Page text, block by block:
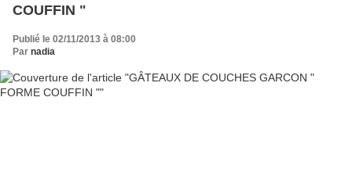
COUFFIN "
Publié le 02/11/2013 à 08:00
Par nadia